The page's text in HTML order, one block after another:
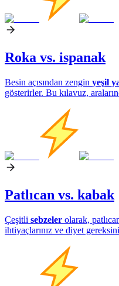
Roka vs. ispanak
Besin açısından zengin yeşil
gösterirler. Bu kılavuz,
Patlıcan vs. kabak
Çeşitli sebzeler olarak,
ihtiyaçlarınız ve diyet